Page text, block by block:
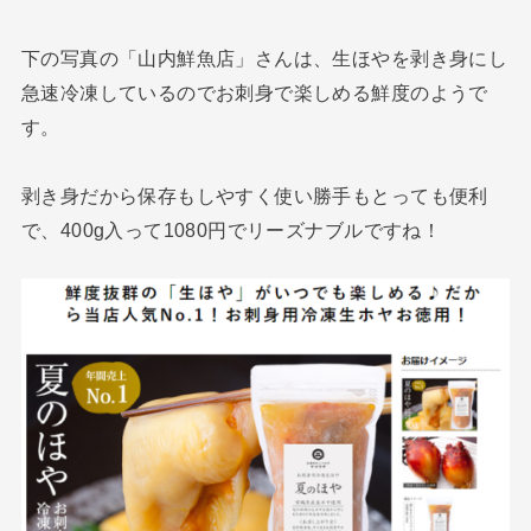
下の写真の「山内鮮魚店」さんは、生ほやを剥き身にし
急速冷凍しているのでお刺身で楽しめる鮮度のようで
す。
剥き身だから保存もしやすく使い勝手もとっても便利
で、400g入って1080円でリーズナブルですね！